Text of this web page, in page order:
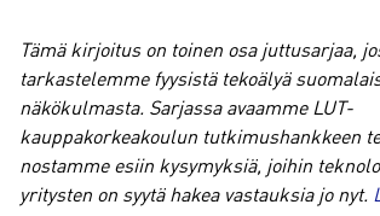
Tämä kirjoitus on toinen osa juttusarjaa,
tarkastelemme fyysistä tekoälyä
näkökulmasta. Sarjassa avaamme LUT-
kauppakorkeakoulun tutkimushankkeen
nostamme esiin kysymyksiä, joihin
yritysten on syytä hakea vastauksia jo nyt.